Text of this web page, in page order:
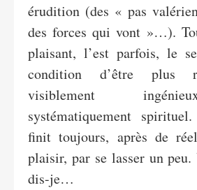
érudition (des « pas
des forces qui vont »…).
plaisant, l’est parfois, le
condition d’être plus
visiblement
systématiquement
finit toujours, après de
plaisir, par se lasser un peu.
dis-je…